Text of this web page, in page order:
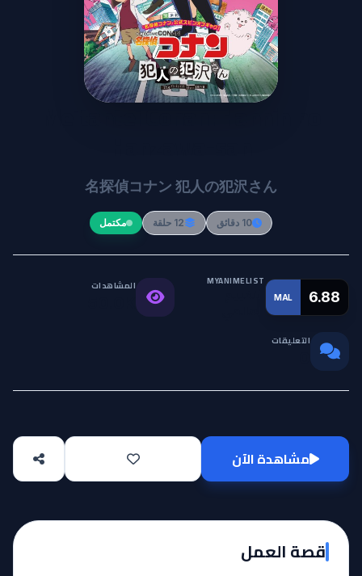
Meitantei Conan: Hannin no
名探偵コナン 犯人の犯沢さん
10 دقائق 12 حلقة مكتمل
MAL 6.88
MYANIMELIST المشاهدات
التعليقات
مشاهدة الآن
قصة العمل